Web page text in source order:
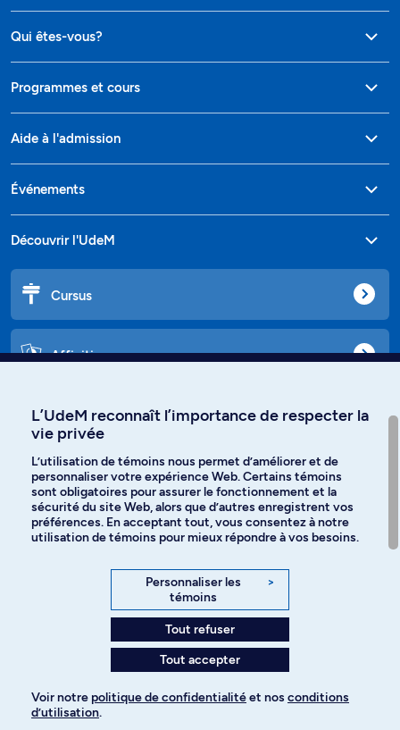
Qui êtes-vous?
Programmes et cours
Aide à l'admission
Événements
Découvrir l'UdeM
Cursus
Affiniti
Langues
Facebook Instagram
TikTok YouTube
Politique de confidentialité
L’UdeM reconnaît l’importance de respecter la
vie privée
L’utilisation de témoins nous permet d’améliorer et de
personnaliser votre expérience Web. Certains témoins
sont obligatoires pour assurer le fonctionnement et la
sécurité du site Web, alors que d’autres enregistrent vos
préférences. En acceptant tout, vous consentez à notre
utilisation de témoins pour mieux répondre à vos besoins.
Personnaliser les
témoins
>
Tout refuser
Tout accepter
Voir notre politique de confidentialitéet nos conditions
d’utilisation.